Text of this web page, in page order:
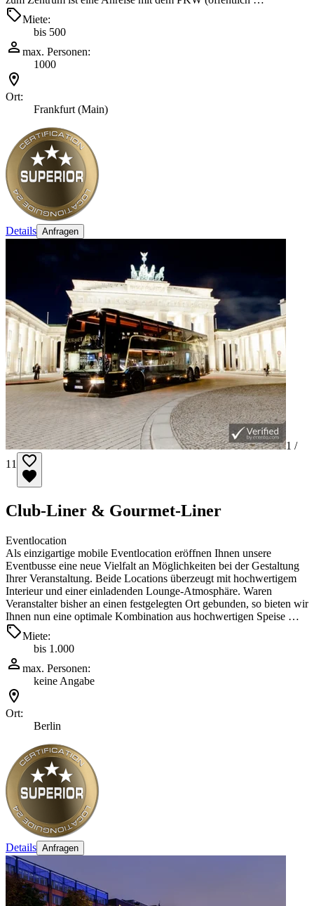
Miete:
bis 500
max. Personen:
1000
Ort:
Frankfurt (Main)
Details Anfragen
1 /
11
Club-Liner & Gourmet-Liner
Eventlocation
Als einzigartige mobile Eventlocation eröffnen Ihnen unsere
Eventbusse eine neue Vielfalt an Möglichkeiten bei der Gestaltung
Ihrer Veranstaltung. Beide Locations überzeugt mit hochwertigem
Interieur und einer einladenden Lounge-Atmosphäre. Waren
Veranstalter bisher an einen festgelegten Ort gebunden, so bieten wir
Ihnen nun eine optimale Kombination aus hochwertigen Speise …
Miete:
bis 1.000
max. Personen:
keine Angabe
Ort:
Berlin
Details Anfragen